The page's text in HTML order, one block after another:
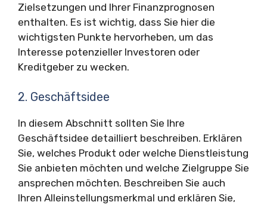
Zielsetzungen und Ihrer Finanzprognosen
enthalten. Es ist wichtig, dass Sie hier die
wichtigsten Punkte hervorheben, um das
Interesse potenzieller Investoren oder
Kreditgeber zu wecken.
2. Geschäftsidee
In diesem Abschnitt sollten Sie Ihre
Geschäftsidee detailliert beschreiben. Erklären
Sie, welches Produkt oder welche Dienstleistung
Sie anbieten möchten und welche Zielgruppe Sie
ansprechen möchten. Beschreiben Sie auch
Ihren Alleinstellungsmerkmal und erklären Sie,